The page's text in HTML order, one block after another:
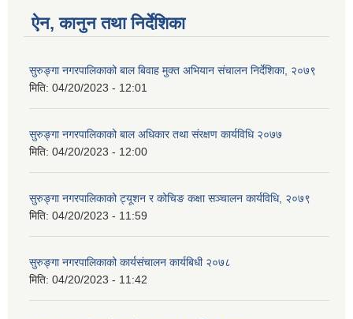
ऐन, कानुन तथा निर्देशिका
सुरुङ्गा नगरपालिकाको बाल बिवाह मुक्त अभियान संचालन निर्देशिका, २०७९
मिति: 04/20/2023 - 12:01
सुरुङ्गा नगरपालिकाको बाल अधिकार तथा संरक्षण कार्यविधि २०७७
मिति: 04/20/2023 - 12:00
सुरुङ्गा नगरपालिकाको ट्यूशन र कोचिङ कक्षा सञ्चालन कार्यविधि, २०७९
मिति: 04/20/2023 - 11:59
सुरुङ्गा नगरपालिकाको कार्यसंचालन कार्यबिधी २०७८
मिति: 04/20/2023 - 11:42